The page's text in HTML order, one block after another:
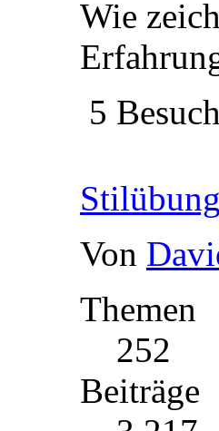
Wie
5
Von
Themen
252
Beiträge